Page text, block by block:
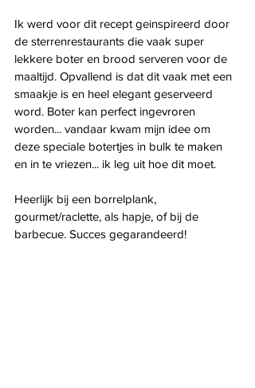
Ik werd voor dit recept geinspireerd door
de sterrenrestaurants die vaak super
lekkere boter en brood serveren voor de
maaltijd. Opvallend is dat dit vaak met een
smaakje is en heel elegant geserveerd
word. Boter kan perfect ingevroren
worden... vandaar kwam mijn idee om
deze speciale botertjes in bulk te maken
en in te vriezen... ik leg uit hoe dit moet.
Heerlijk bij een borrelplank,
gourmet/raclette, als hapje, of bij de
barbecue. Succes gegarandeerd!